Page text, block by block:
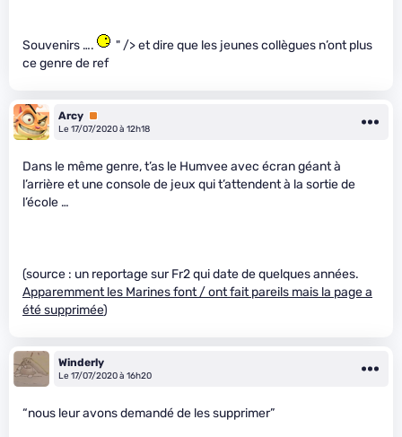
Souvenirs ….
" /> et dire que les jeunes collègues n’ont plus
ce genre de ref
Arcy Premium
Le 17/07/2020 à 12h18
Dans le même genre, t’as le Humvee avec écran géant à
l’arrière et une console de jeux qui t’attendent à la sortie de
l’école …
(source : un reportage sur Fr2 qui date de quelques années.
Apparemment les Marines font / ont fait pareils mais la page a
été supprimée)
Winderly
Le 17/07/2020 à 16h20
“nous leur avons demandé de les supprimer”